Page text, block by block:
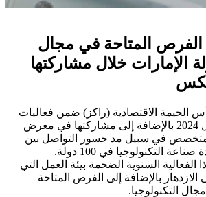
المتاحة في مجال
الإمارات خلال مشاركتها
الخيمة الاقتصادية (راكز) ضمن فعاليات
معرض جيتكس جلوبال 2024 بالإضافة إلى مشاركتها في معرض
في سبيل مد جسور التواصل بين
الشركات الناشئة وقادة صناعة التكنولوجيا في 100 دولة.
السنوية الضخمة بيئة العمل التي
بالإضافة إلى الفرص المتاحة
التكنولوجيا.